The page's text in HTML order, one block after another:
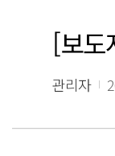
[보도
관리자